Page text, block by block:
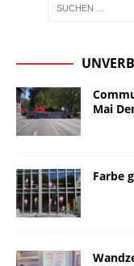
Mai
Farbe